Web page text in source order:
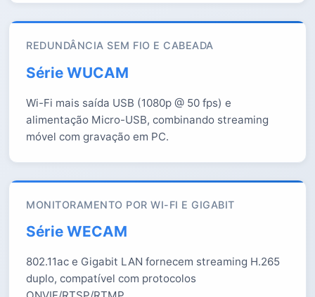
REDUNDÂNCIA SEM FIO E CABEADA
Série WUCAM
Wi-Fi mais saída USB (1080p @ 50 fps) e
alimentação Micro-USB, combinando streaming
móvel com gravação em PC.
MONITORAMENTO POR WI-FI E GIGABIT
Série WECAM
802.11ac e Gigabit LAN fornecem streaming H.265
duplo, compatível com protocolos